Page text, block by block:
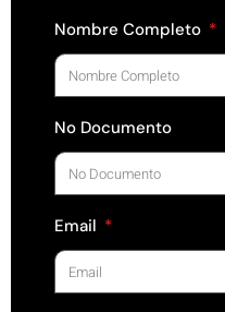
Nombre Completo
No Documento
Email